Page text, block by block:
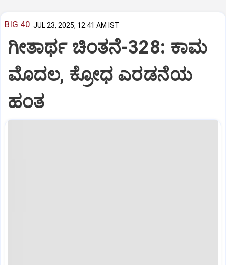
BIG 40 JUL 23, 2025, 12:41 AM IST
ಗೀತಾರ್ಥ ಚಿಂತನೆ-328: ಕಾಮ
ಮೊದಲ, ಕ್ರೋಧ ಎರಡನೆಯ
ಹಂತ